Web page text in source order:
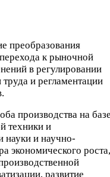
преобразования
к рыночной
в регулировании
и регламентации
производства на
техники и
науки и научно-
экономического роста,
развитие